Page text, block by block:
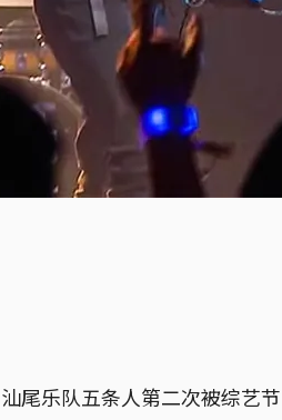
汕尾乐队五条人第二次被综艺